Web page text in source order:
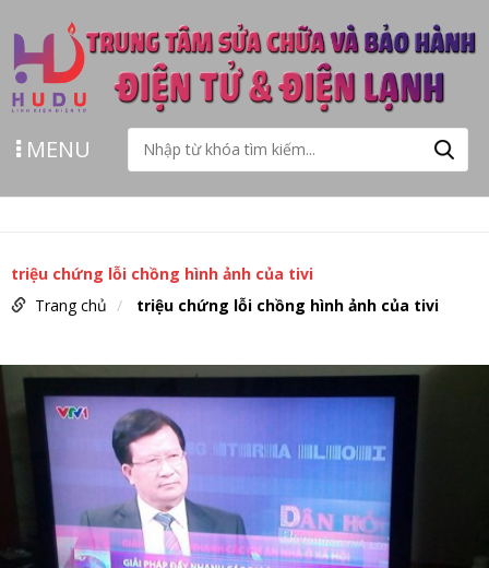
MENU
triệu chứng lỗi chồng hình ảnh của tivi
Trang chủ
triệu chứng lỗi chồng hình ảnh của tivi